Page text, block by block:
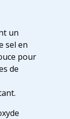
un
sel en
pour
de